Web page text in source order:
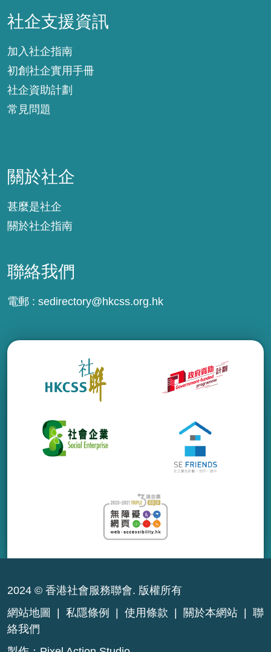
社企支援資訊
加入社企指南
初創社企實用手冊
社企資助計劃
常見問題
關於社企
甚麼是社企
關於社企指南
聯絡我們
電郵 : sedirectory@hkcss.org.hk
2024 © 香港社會服務聯會. 版權所有
網站地圖
私隱條例 使用條款 關於本網站
聯
絡我們